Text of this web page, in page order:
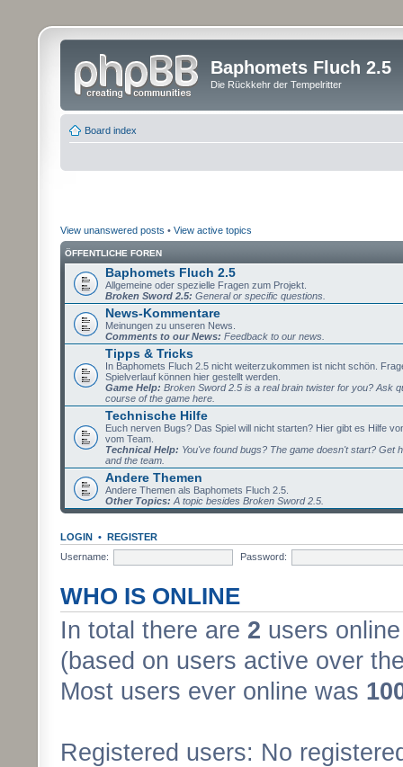
Baphomets Fluch 2.5
Die Rückkehr der Tempelritter
Board index
View unanswered posts • View active topics
ÖFFENTLICHE FOREN
Baphomets Fluch 2.5
Allgemeine oder spezielle Fragen zum Projekt.
Broken Sword 2.5: General or specific questions.
News-Kommentare
Meinungen zu unseren News.
Comments to our News: Feedback to our news.
Tipps & Tricks
In Baphomets Fluch 2.5 nicht weiterzukommen ist nicht schön.
Spielverlauf können hier gestellt werden.
Game Help: Broken Sword 2.5 is a real brain twister for you? Ask
course of the game here.
Technische Hilfe
Euch nerven Bugs? Das Spiel will nicht starten? Hier gibt es Hilfe
vom Team.
Technical Help: You've found bugs? The game doesn't start? Get
and the team.
Andere Themen
Andere Themen als Baphomets Fluch 2.5.
Other Topics: A topic besides Broken Sword 2.5.
LOGIN • REGISTER
Username:
Password:
WHO IS ONLINE
In total there are 2 users
(based on users active over
Most users ever online was
Registered users: No